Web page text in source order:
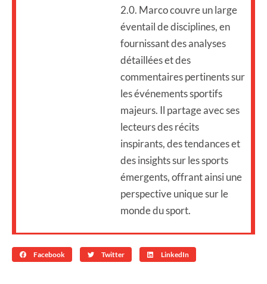
2.0. Marco couvre un large
éventail de disciplines, en
fournissant des analyses
détaillées et des
commentaires pertinents sur
les événements sportifs
majeurs. Il partage avec ses
lecteurs des récits
inspirants, des tendances et
des insights sur les sports
émergents, offrant ainsi une
perspective unique sur le
monde du sport.
Facebook Twitter LinkedIn